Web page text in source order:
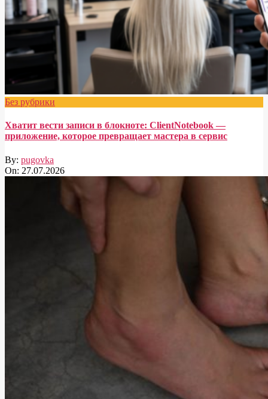
Без рубрики
Хватит вести записи в блокноте: ClientNotebook —
приложение, которое превращает мастера в сервис
By: pugovka
On: 27.07.2026